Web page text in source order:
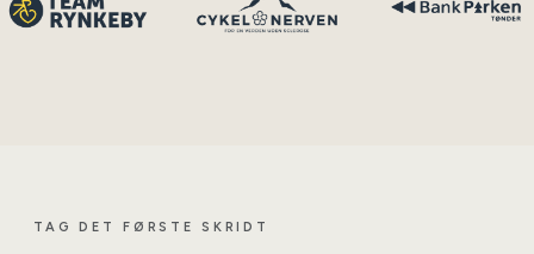
TAG DET FØRSTE SKRIDT